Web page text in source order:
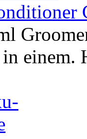
einem.